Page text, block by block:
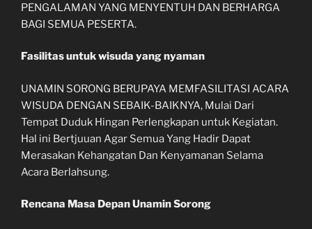
PENGALAMAN YANG MENYENTUH DAN BERHARGA
BAGI SEMUA PESERTA.
Fasilitas untuk wisuda yang nyaman
UNAMIN SORONG BERUPAYA MEMFASILITASI ACARA
WISUDA DENGAN SEBAIK-BAIKNYA, Mulai Dari
Tempat Duduk Hingan Perlengkapan untuk Kegiatan.
Hal ini Bertjuuan Agar Semua Yang Hadir Dapat
Merasakan Kehangatan Dan Kenyamanan Selama
Acara Berlahsung.
Rencana Masa Depan Unamin Sorong